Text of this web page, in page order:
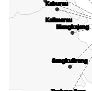
Mangkajang
Mangkajang
Kalimarau
Kalimarau
Kaburau
Kaburau
Sangkulirang
Sangkulirang